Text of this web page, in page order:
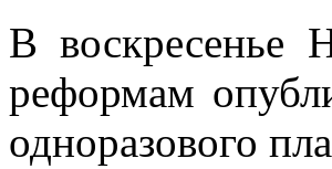
В воскресенье
реформам
одноразового